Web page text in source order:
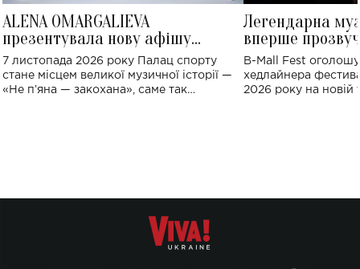
ALENA OMARGALIEVA
презентувала нову афішу
великого концерту в Палаці
спорту
7 листопада 2026 року Палац спорту
стане місцем великої музичної історії —
«Не пʼяна — закохана», саме так
Легендарна
вперше
Україні: де
B-Mall Fest
хедлайнера
2026 року на новій